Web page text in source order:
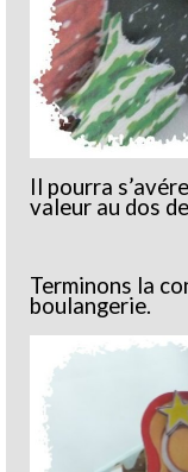
Il pourra
valeur au dos
Terminons la
boulangerie.